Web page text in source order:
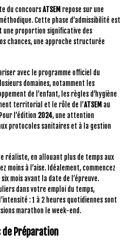
du concoursATSEM repose sur une
Cette phase d’admissibilité est
une proportion significative des
chances, une approche structurée
avec le programme officiel du
domaines, notamment les
de l’enfant, les règles d’hygiène
territorial et le rôle de l’ATSEM au
l’édition 2024, une attention
protocoles sanitaires et à la gestion
réaliste, en allouant plus de temps aux
moins à l’aise. Idéalement, commencez
mois avant la date de l’épreuve.
dans votre emploi du temps,
: 1 à 2 heures quotidiennes sont
marathon le week-end.
de Préparation